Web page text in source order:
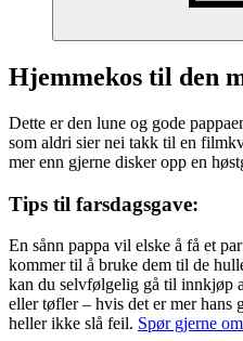
Hjemmekos til den
Dette er den lune og gode
som aldri sier nei takk til en
mer enn gjerne disker opp en
Tips til farsdagsgave:
En sånn pappa vil elske å få et
kommer til å bruke dem til de
kan du selvfølgelig gå til innkjøp
eller tøfler – hvis det er mer hans
heller ikke slå feil. Spør gjerne